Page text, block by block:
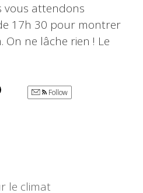
vous attendons
17h 30 pour montrer
ne lâche rien ! Le
Follow
le climat